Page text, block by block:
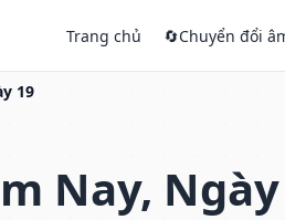
Trang chủ 🔄Chuyển đổi
19
Nay,